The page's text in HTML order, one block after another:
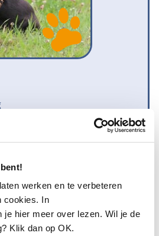
werken en te verbeteren
cookies. In
je hier meer over lezen. Wil je de
Klik dan op OK.
eigenaresse
geweest: 31 dagen
jaar of 9 oud. Ze komt